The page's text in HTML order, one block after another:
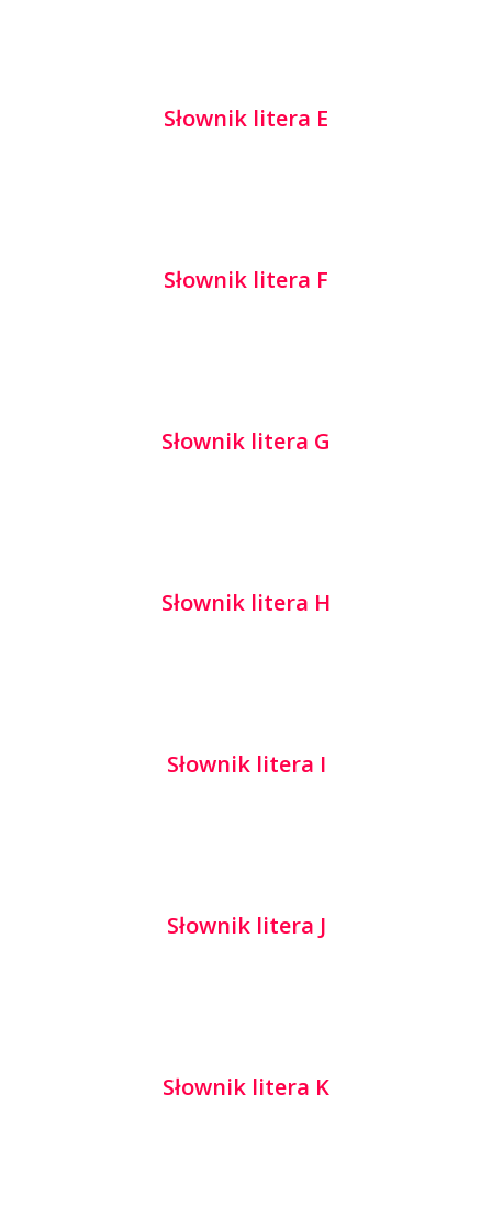
Słownik litera E
Słownik litera F
Słownik litera G
Słownik litera H
Słownik litera I
Słownik litera J
Słownik litera K